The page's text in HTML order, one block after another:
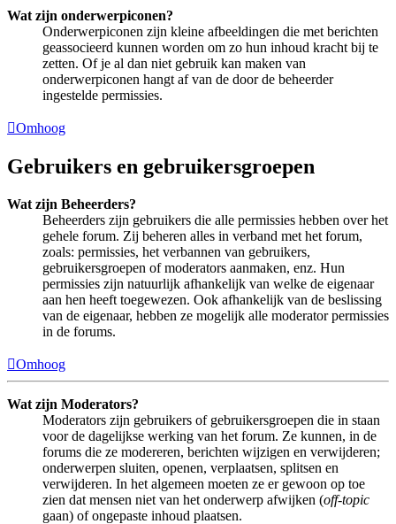
Wat zijn onderwerpiconen?
Onderwerpiconen zijn kleine afbeeldingen die met berichten
geassocieerd kunnen worden om zo hun inhoud kracht bij te
zetten. Of je al dan niet gebruik kan maken van
onderwerpiconen hangt af van de door de beheerder
ingestelde permissies.
Omhoog
Gebruikers en gebruikersgroepen
Wat zijn Beheerders?
Beheerders zijn gebruikers die alle permissies hebben over het
gehele forum. Zij beheren alles in verband met het forum,
zoals: permissies, het verbannen van gebruikers,
gebruikersgroepen of moderators aanmaken, enz. Hun
permissies zijn natuurlijk afhankelijk van welke de eigenaar
aan hen heeft toegewezen. Ook afhankelijk van de beslissing
van de eigenaar, hebben ze mogelijk alle moderator permissies
in de forums.
Omhoog
Wat zijn Moderators?
Moderators zijn gebruikers of gebruikersgroepen die in staan
voor de dagelijkse werking van het forum. Ze kunnen, in de
forums die ze modereren, berichten wijzigen en verwijderen;
onderwerpen sluiten, openen, verplaatsen, splitsen en
verwijderen. In het algemeen moeten ze er gewoon op toe
zien dat mensen niet van het onderwerp afwijken (off-topic
gaan) of ongepaste inhoud plaatsen.